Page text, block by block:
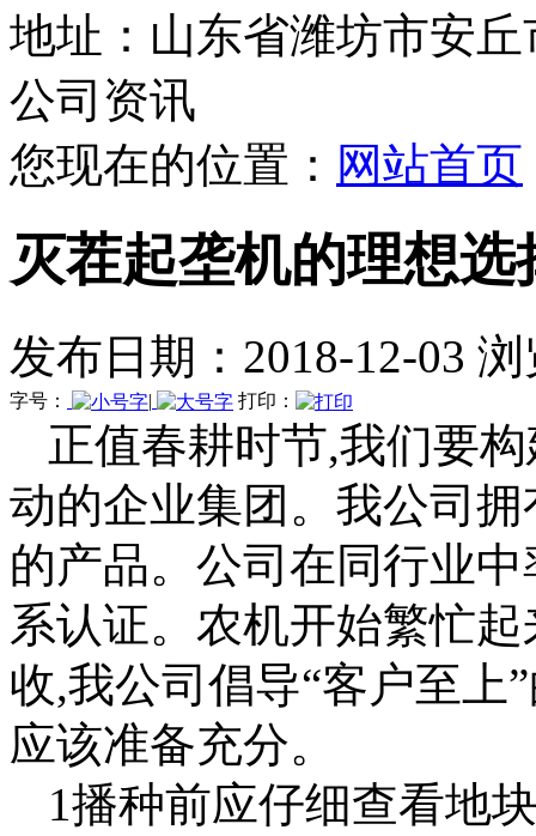
地址：山东省潍坊市安
公司资讯
您现在的位置： 网站首页
灭茬起垄机的理想选
发布日期：2018-12-03
字号： | 打印：
正值春耕时节,我们要
动的企业集团。我公司
的产品。公司在同行业
系认证。农机开始繁忙
收,我公司倡导“客户至上
应该准备充分。
1播种前应仔细查看地